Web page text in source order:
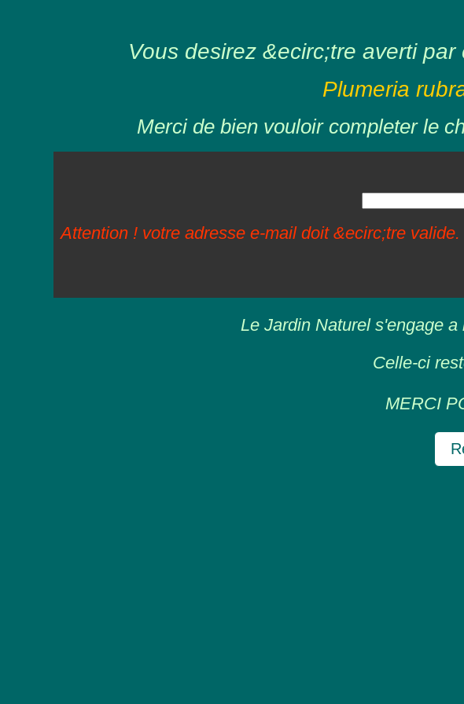
Vous desirez &ecirc;tre averti
Plumeria
Merci de bien vouloir completer le
Attention ! votre adresse e-mail doit &ecirc;tre
Le Jardin Naturel s'engage
Celle-ci
MERCI